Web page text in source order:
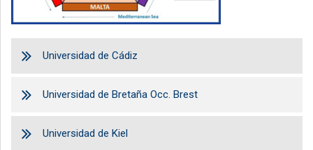
Universidad de Cádiz
Universidad de Bretaña Occ. Brest
Universidad de Kiel